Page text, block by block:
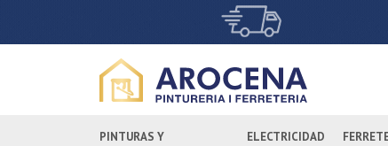
PINTURAS Y ELECTRICIDAD